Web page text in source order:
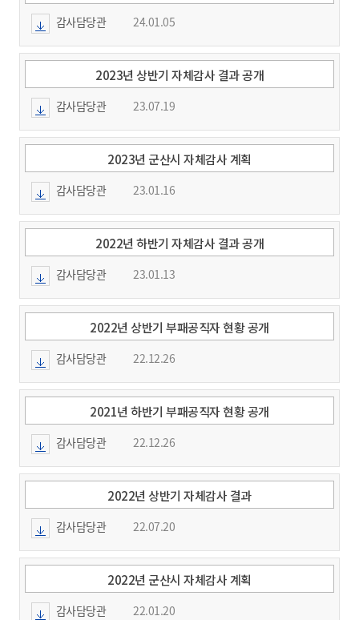
감사담당관 24.01.05
2023년 상반기 자체감사 결과 공개
감사담당관 23.07.19
2023년 군산시 자체감사 계획
감사담당관 23.01.16
2022년 하반기 자체감사 결과 공개
감사담당관 23.01.13
2022년 상반기 부패공직자 현황 공개
감사담당관 22.12.26
2021년 하반기 부패공직자 현황 공개
감사담당관 22.12.26
2022년 상반기 자체감사 결과
감사담당관 22.07.20
2022년 군산시 자체감사 계획
감사담당관 22.01.20